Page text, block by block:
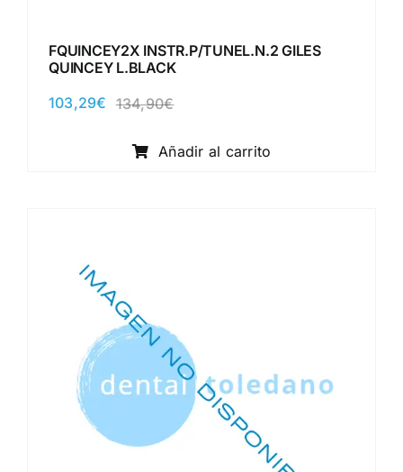
FQUINCEY2X INSTR.P/TUNEL.N.2 GILES
QUINCEY L.BLACK
134,90€El
original
era:
103,29€
El
actual
es:
Añadir al carrito